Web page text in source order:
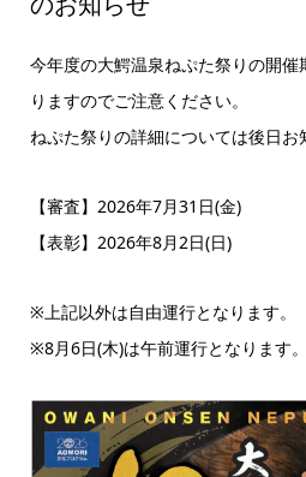
今年度の大鰐温泉ねぷた祭りの開
りますのでご注意ください。
ねぷた祭りの詳細については後日お
【審査】2026年7月31日(金)
【表彰】2026年8月2日(日)
※上記以外は自由運行となります。
※8月6日(木)は午前運行となります。